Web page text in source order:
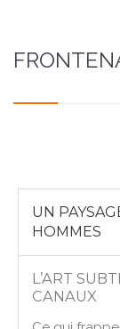
UN
HOMMES
L’ART
CANAUX